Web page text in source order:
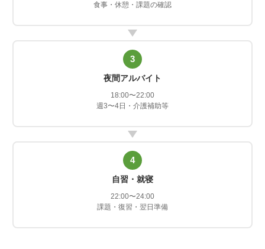
食事・休憩・課題の確認
3
夜間アルバイト
18:00〜22:00
週3〜4日・介護補助等
4
自習・就寝
22:00〜24:00
課題・復習・翌日準備